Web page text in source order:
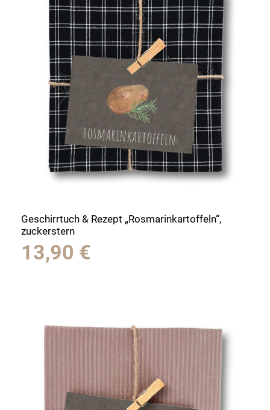
Geschirrtuch & Rezept „Rosmarinkartoffeln“,
zuckerstern
13,90 €